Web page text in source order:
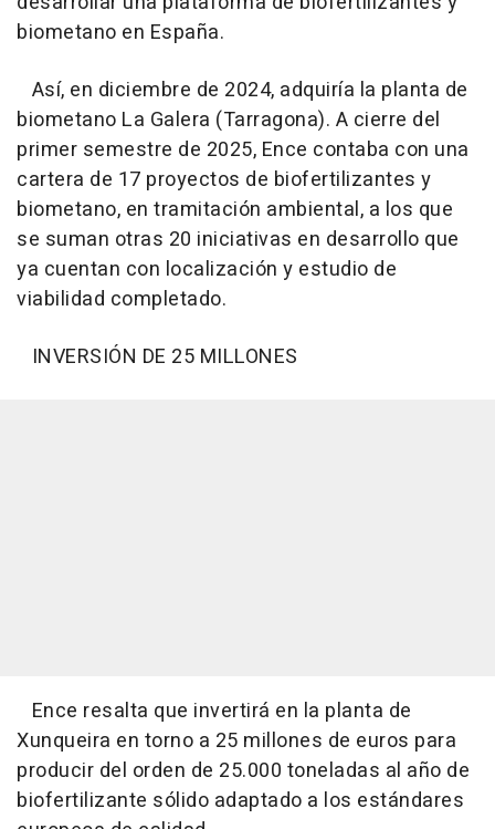
biometano en España.
Así, en diciembre de 2024, adquiría la planta de
biometano La Galera (Tarragona). A cierre del
primer semestre de 2025, Ence contaba con una
cartera de 17 proyectos de biofertilizantes y
biometano, en tramitación ambiental, a los que
se suman otras 20 iniciativas en desarrollo que
ya cuentan con localización y estudio de
viabilidad completado.
INVERSIÓN DE 25 MILLONES
Ence resalta que invertirá en la planta de
Xunqueira en torno a 25 millones de euros para
producir del orden de 25.000 toneladas al año de
biofertilizante sólido adaptado a los estándares